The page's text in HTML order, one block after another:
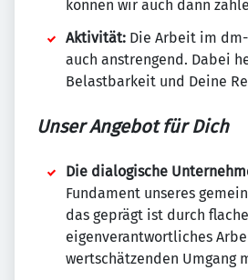
können wir auch dann
Aktivität: Die Arbeit im
auch anstrengend. Dabei
Belastbarkeit und Deine
Unser Angebot für Dich
Die dialogische
Fundament unseres
das geprägt ist durch
eigenverantwortliches
wertschätzenden Umgang